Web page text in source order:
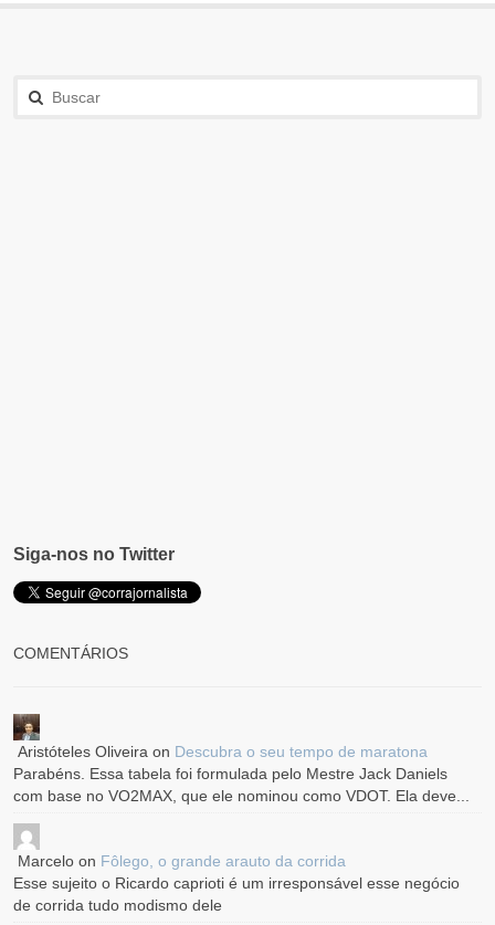
Siga-nos no Twitter
COMENTÁRIOS
Aristóteles Oliveira on Descubra o seu tempo de maratona
Parabéns. Essa tabela foi formulada pelo Mestre Jack Daniels
com base no VO2MAX, que ele nominou como VDOT. Ela deve...
Marcelo on Fôlego, o grande arauto da corrida
Esse sujeito o Ricardo caprioti é um irresponsável esse negócio
de corrida tudo modismo dele